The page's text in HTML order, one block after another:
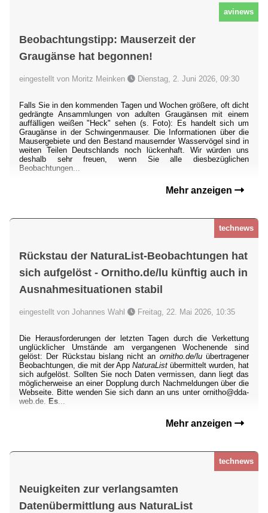
avinews
Beobachtungstipp: Mauserzeit der
Graugänse hat begonnen!
eingestellt von Moritz Meinken Dienstag, 2. Juni 2026, 09:30
Falls Sie in den kommenden Tagen und Wochen größere, oft dicht
gedrängte Ansammlungen von adulten Graugänsen mit einem
auffälligen weißen "Heck" sehen (s. Foto): Es handelt sich um
Graugänse in der Schwingenmauser. Die Informationen über die
Mausergebiete und den Bestand mausernder Wasservögel sind in
weiten Teilen Deutschlands noch lückenhaft. Wir würden uns
deshalb sehr freuen, wenn Sie alle diesbezüglichen
Beobachtungen...
Mehr anzeigen
technews
Rückstau der NaturaList-Beobachtungen hat
sich aufgelöst - Ornitho.de/lu künftig auch in
Ausnahmesituationen stabil
eingestellt von Johannes Wahl Freitag, 22. Mai 2026, 10:35
Die Herausforderungen der letzten Tagen durch die Verkettung
unglücklicher Umstände am vergangenen Wochenende sind
gelöst: Der Rückstau bislang nicht an ornitho.de/luübertragener
Beobachtungen, die mit der App NaturaList übermittelt wurden, hat
sich aufgelöst. Sollten Sie noch Daten vermissen, dann liegt das
möglicherweise an einer Dopplung durch Nachmeldungen über die
Webseite. Bitte wenden Sie sich dann an uns unter ornitho@dda-
web.de. Es...
Mehr anzeigen
technews
Neuigkeiten zur verlangsamten
Datenübermittlung aus NaturaList